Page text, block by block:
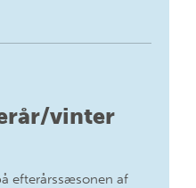
vinter
efterårssæsonen af